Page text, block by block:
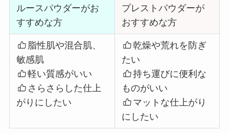
ルースパウダーがお
すすめな方
プレストパウダーが
おすすめな方
脂性肌や混合肌、
敏感肌
軽い質感がいい
さらさらした仕上
がりにしたい
乾燥や荒れを防ぎ
たい
持ち運びに便利な
ものがいい
マットな仕上がり
にしたい